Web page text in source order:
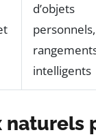
d’objets
personnels,
intelligents